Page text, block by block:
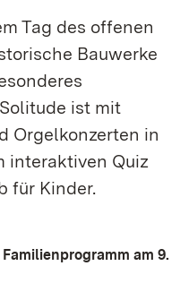
Tag des offenen
Bauwerke
ist mit
Orgelkonzerten in
interaktiven Quiz
für Kinder.
am 9.